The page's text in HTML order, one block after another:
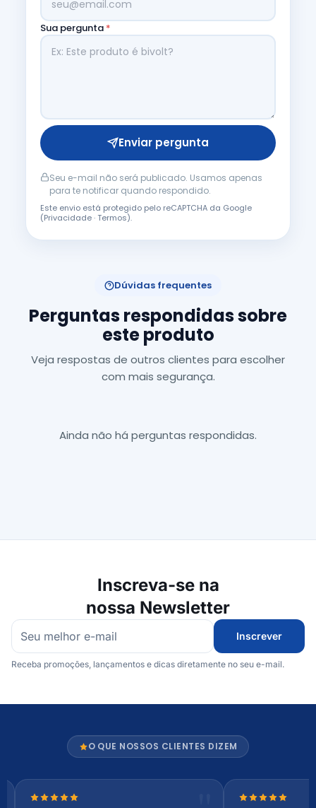
Sua pergunta *
Enviar pergunta
Seu e-mail não será publicado. Usamos apenas
para te notificar quando respondido.
Este envio está protegido pelo reCAPTCHA da Google
(Privacidade·Termos).
Dúvidas frequentes
Perguntas respondidas sobre
este produto
Veja respostas de outros clientes para escolher
com mais segurança.
Ainda não há perguntas respondidas.
Inscreva-se na
nossa Newsletter
Inscrever
Receba promoções, lançamentos e dicas diretamente no seu e-mail.
O QUE NOSSOS CLIENTES DIZEM
Nota 5 de 5 estrelas Nota 5 de 5